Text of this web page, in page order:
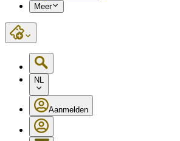
Meer
NL
Aanmelden